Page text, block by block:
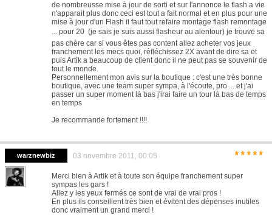
de nombreusse mise à jour de sorti et sur l'annonce le flash a vie
n'apparait plus donc ceci est tout a fait normal et en plus pour une
mise à jour d'un Flash il faut tout refaire montage flash remontage
... pour 20  (je sais je suis aussi flasheur au alentour) je trouve sa
pas chère car si vous êtes pas content allez acheter vos jeux
franchement les mecs quoi, réfléchissez 2X avant de dire sa et
puis Artik a beaucoup de client donc il ne peut pas se souvenir de
tout le monde.
Personnellement mon avis sur la boutique : c'est une très bonne
boutique, avec une team super sympa, à l'écoute, pro ... et j'ai
passer un super moment là bas j'irai faire un tour là bas de temps
en temps
Je recommande fortement !!!!
warznewbiz 03 novembre 2011, 00:05 *****
Merci bien à Artik et à toute son équipe franchement super
sympas les gars !
Allez y les yeux fermés ce sont de vrai de vrai pros !
En plus ils conseillent très bien et évitent des dépenses inutiles
donc vraiment un grand merci !